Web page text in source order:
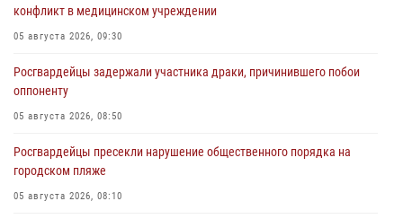
конфликт в медицинском учреждении
05 августа 2026, 09:30
Росгвардейцы задержали участника драки, причинившего побои
оппоненту
05 августа 2026, 08:50
Росгвардейцы пресекли нарушение общественного порядка на
городском пляже
05 августа 2026, 08:10